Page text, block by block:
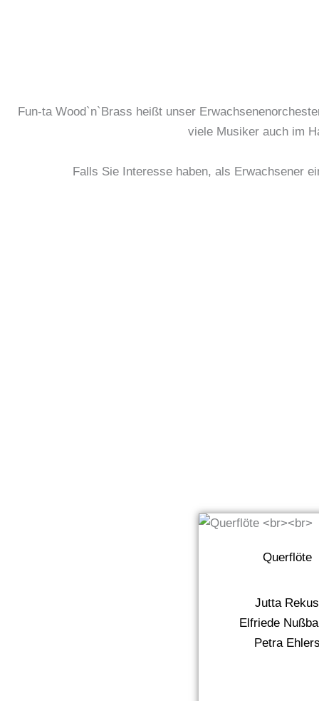
Fun-ta Wood`n`Brass heißt unser
viele Musiker auch im
Falls Sie Interesse haben, als Erwachsener
Querflöte
Jutta Rekus
Elfriede
Petra